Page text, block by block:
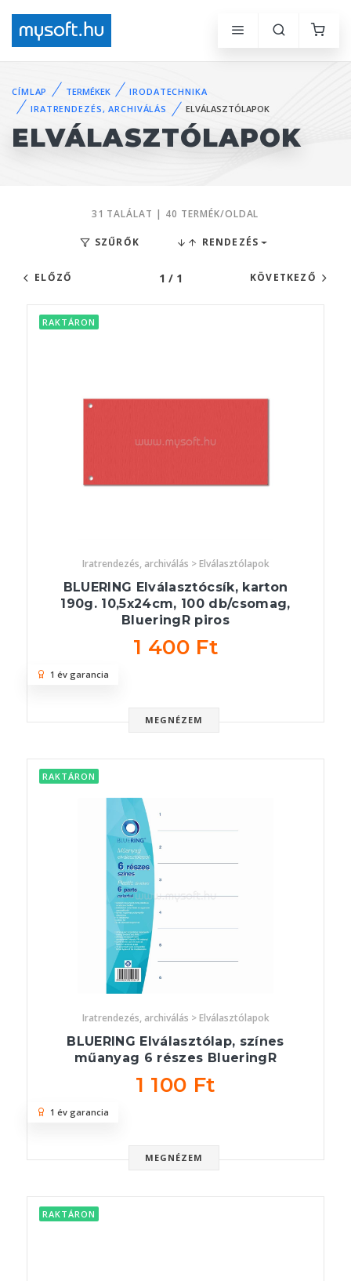
CÍMLAP TERMÉKEK
IRODATECHNIKA
IRATRENDEZÉS, ARCHIVÁLÁS
ELVÁLASZTÓLAPOK
ELVÁLASZTÓLAPOK
31 TALÁLAT | 40 TERMÉK/OLDAL
SZŰRŐK RENDEZÉS
ELŐZŐ 1 / 1 KÖVETKEZŐ
RAKTÁRON
Iratrendezés, archiválás > Elválasztólapok
BLUERING Elválasztócsík, karton
190g. 10,5x24cm, 100 db/csomag,
BlueringR piros
1 400 Ft
MEGNÉZEM
1 év garancia
RAKTÁRON
Iratrendezés, archiválás > Elválasztólapok
BLUERING Elválasztólap, színes
műanyag 6 részes BlueringR
1 100 Ft
MEGNÉZEM
1 év garancia
RAKTÁRON